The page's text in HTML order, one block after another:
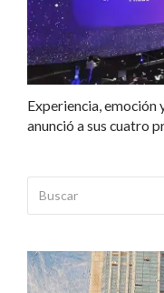
Experiencia, emoción
anunció a sus cuatro